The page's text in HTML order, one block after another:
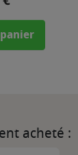
acheté :